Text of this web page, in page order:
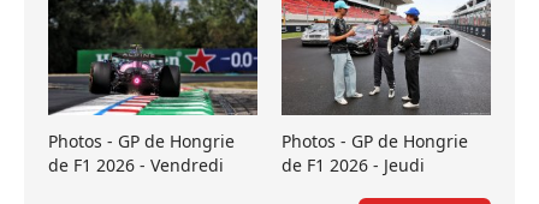
Photos - GP de Hongrie
de F1 2026 - Vendredi
Photos - GP de Hongrie
de F1 2026 - Jeudi